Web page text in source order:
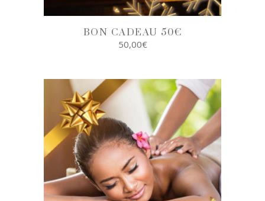
BON CADEAU 50€
50,00€
SELECT
OPTIONS